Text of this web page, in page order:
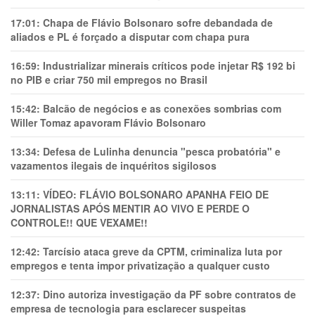
17:01: Chapa de Flávio Bolsonaro sofre debandada de
aliados e PL é forçado a disputar com chapa pura
16:59: Industrializar minerais críticos pode injetar R$ 192 bi
no PIB e criar 750 mil empregos no Brasil
15:42: Balcão de negócios e as conexões sombrias com
Willer Tomaz apavoram Flávio Bolsonaro
13:34: Defesa de Lulinha denuncia "pesca probatória" e
vazamentos ilegais de inquéritos sigilosos
13:11: VÍDEO: FLÁVIO BOLSONARO APANHA FEIO DE
JORNALISTAS APÓS MENTIR AO VIVO E PERDE O
CONTROLE!! QUE VEXAME!!
12:42: Tarcísio ataca greve da CPTM, criminaliza luta por
empregos e tenta impor privatização a qualquer custo
12:37: Dino autoriza investigação da PF sobre contratos de
empresa de tecnologia para esclarecer suspeitas